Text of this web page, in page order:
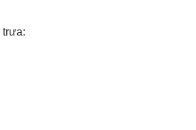
trưa: